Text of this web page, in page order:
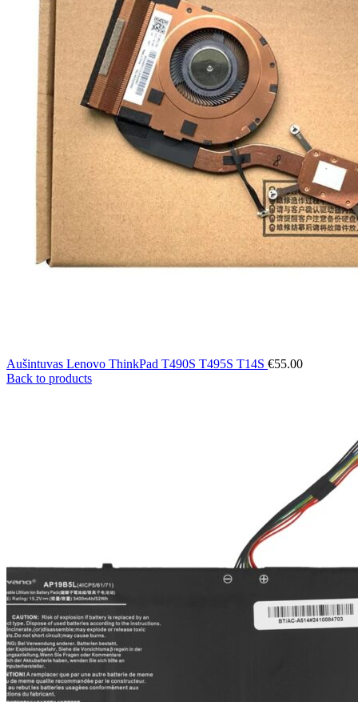
Aušintuvas Lenovo ThinkPad T490S T495S T14S €55.00
Back to products